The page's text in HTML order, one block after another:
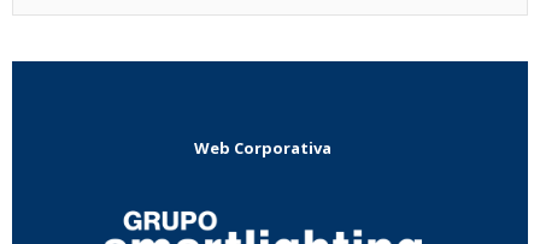
Web Corporativa